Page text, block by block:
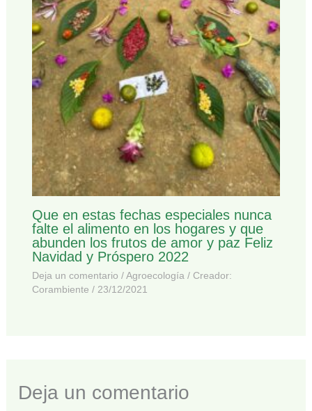
Que en estas fechas especiales nunca
falte el alimento en los hogares y que
abunden los frutos de amor y paz Feliz
Navidad y Próspero 2022
Deja un comentario /Agroecología / Creador:
Corambiente / 23/12/2021
Deja un comentario